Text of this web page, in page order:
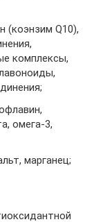
(коэнзим Q10),
комплексы,
омега-3,
марганец;